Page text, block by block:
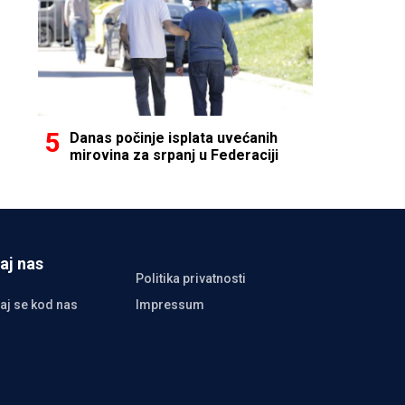
Danas počinje isplata uvećanih
mirovina za srpanj u Federaciji
nas
Politika privatnosti
se kod nas
Impressum